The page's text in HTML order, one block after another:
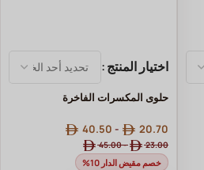
اختيار المنتج
حلوى المكسرات الفاخرة
23.00
-
45.00
20.70
-
40.50
خصم مقيض الدار 10%